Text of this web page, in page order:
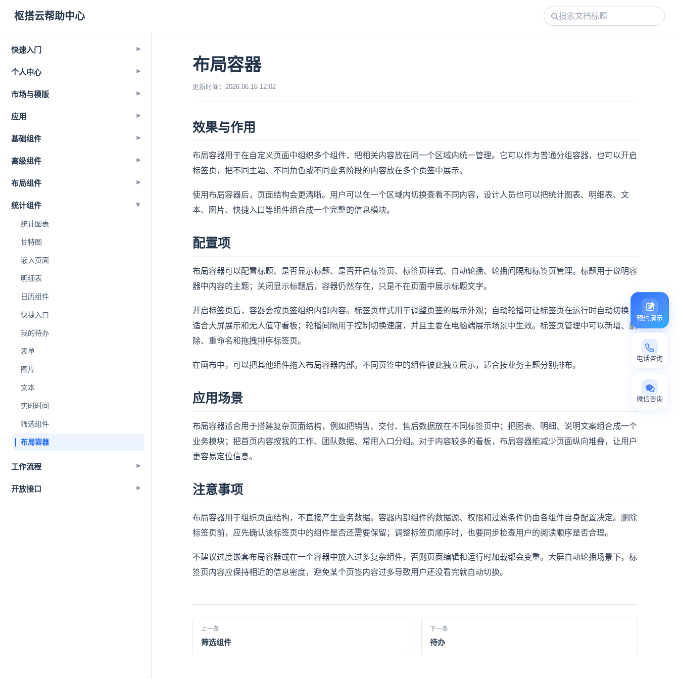
枢搭云帮助中心
快速入门 ▾
个人中心 ▾
市场与模版 ▾
应用 ▾
基础组件 ▾
高级组件 ▾
布局组件 ▾
统计组件 ▾
统计图表
甘特图
嵌入页面
明细表
日历组件
快捷入口
我的待办
表单
图片
文本
实时时间
筛选组件
布局容器
工作流程 ▾
开放接口 ▾
布局容器
更新时间：2026.06.16 12:02
效果与作用
布局容器用于在自定义页面中组织多个组件，把相关内容放在同一个区域内统一管理。它可以作为普通分组容器，也可以开启
标签页，把不同主题、不同角色或不同业务阶段的内容放在多个页签中展示。
使用布局容器后，页面结构会更清晰。用户可以在一个区域内切换查看不同内容，设计人员也可以把统计图表、明细表、文
本、图片、快捷入口等组件组合成一个完整的信息模块。
配置项
布局容器可以配置标题、是否显示标题、是否开启标签页、标签页样式、自动轮播、轮播间隔和标签页管理。标题用于说明容
器中内容的主题；关闭显示标题后，容器仍然存在，只是不在页面中展示标题文字。
开启标签页后，容器会按页签组织内部内容。标签页样式用于调整页签的展示外观；自动轮播可让标签页在运行时自动切换，
适合大屏展示和无人值守看板；轮播间隔用于控制切换速度，并且主要在电脑端展示场景中生效。标签页管理中可以新增、删
除、重命名和拖拽排序标签页。
在画布中，可以把其他组件拖入布局容器内部。不同页签中的组件彼此独立展示，适合按业务主题分别排布。
应用场景
布局容器适合用于搭建复杂页面结构，例如把销售、交付、售后数据放在不同标签页中；把图表、明细、说明文案组合成一个
业务模块；把首页内容按我的工作、团队数据、常用入口分组。对于内容较多的看板，布局容器能减少页面纵向堆叠，让用户
更容易定位信息。
注意事项
布局容器用于组织页面结构，不直接产生业务数据。容器内部组件的数据源、权限和过滤条件仍由各组件自身配置决定。删除
标签页前，应先确认该标签页中的组件是否还需要保留；调整标签页顺序时，也要同步检查用户的阅读顺序是否合理。
不建议过度嵌套布局容器或在一个容器中放入过多复杂组件，否则页面编辑和运行时加载都会变重。大屏自动轮播场景下，标
签页内容应保持相近的信息密度，避免某个页签内容过多导致用户还没看完就自动切换。
上一条
筛选组件
下一条
待办
预约演示
电话咨询
微信咨询